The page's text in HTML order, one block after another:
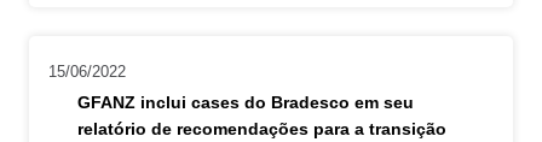
15/06/2022
GFANZ inclui cases do Bradesco em seu
relatório de recomendações para a transição